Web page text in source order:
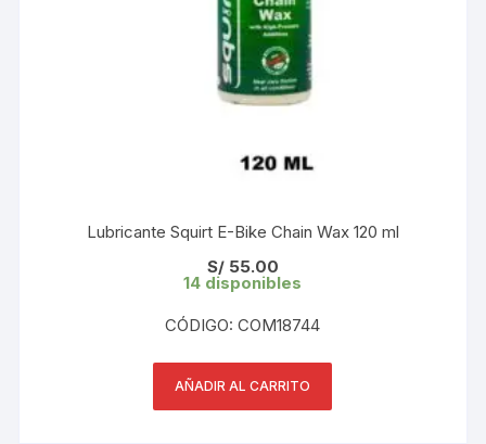
Lubricante Squirt E-Bike Chain Wax 120 ml
S/55.00
14 disponibles
CÓDIGO: COM18744
AÑADIR AL CARRITO